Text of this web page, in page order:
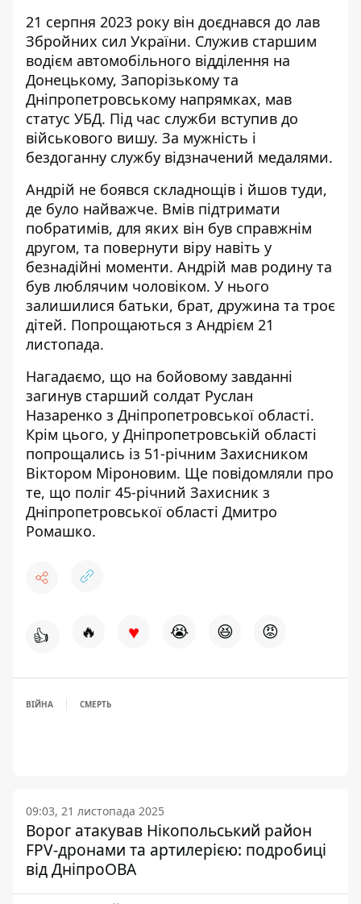
21 серпня 2023 року він доєднався до лав
Збройних сил України. Служив старшим
водієм автомобільного відділення на
Донецькому, Запорізькому та
Дніпропетровському напрямках, мав
статус УБД. Під час служби вступив до
військового вишу. За мужність і
бездоганну службу відзначений медалями.
Андрій не боявся складнощів і йшов туди,
де було найважче. Вмів підтримати
побратимів, для яких він був справжнім
другом, та повернути віру навіть у
безнадійні моменти. Андрій мав родину та
був люблячим чоловіком. У нього
залишилися батьки, брат, дружина та троє
дітей. Попрощаються з Андрієм 21
листопада.
Нагадаємо, що на бойовому завданні
загинув старший солдат Руслан
Назаренко з Дніпропетровської області.
Крім цього, у Дніпропетровській області
попрощались із 51-річним Захисником
Віктором Міроновим. Ще повідомляли про
те, що поліг 45-річний Захисник з
Дніпропетровської області Дмитро
Ромашко.
👍 🔥 ♥ 😭 😆 😡
ВІЙНА СМЕРТЬ
09:03, 21 листопада 2025
Ворог атакував Нікопольський район
FPV-дронами та артилерією: подробиці
від ДніпроОВА